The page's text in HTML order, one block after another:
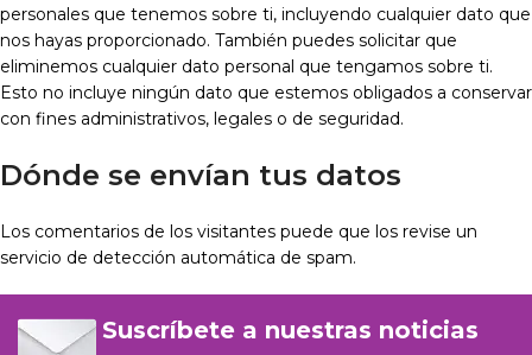
personales que tenemos sobre ti, incluyendo cualquier dato que
nos hayas proporcionado. También puedes solicitar que
eliminemos cualquier dato personal que tengamos sobre ti.
Esto no incluye ningún dato que estemos obligados a conservar
con fines administrativos, legales o de seguridad.
Dónde se envían tus datos
Los comentarios de los visitantes puede que los revise un
servicio de detección automática de spam.
Suscríbete a nuestras noticias